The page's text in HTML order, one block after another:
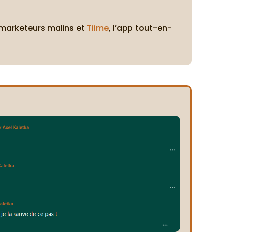
malins et Tiime, l’app tout-en-